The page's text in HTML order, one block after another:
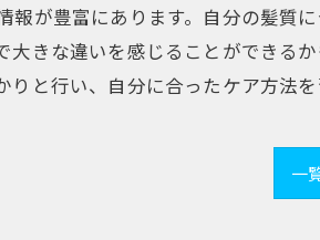
報が豊富にあります。自分の髪質
大きな違いを感じることができる
と行い、自分に合ったケア方法
一